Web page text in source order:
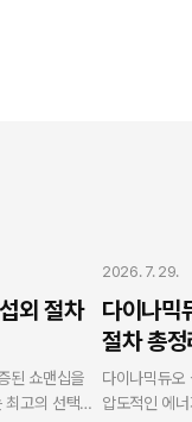
외 절차
된 쇼맨십을
고의 선택입
2026. 7. 29.
다이나믹
절차 총정
다이나믹듀오
압도적인 에